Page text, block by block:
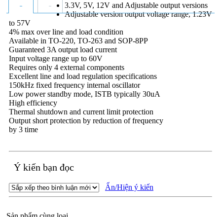
3.3V, 5V, 12V and Adjustable output versions
Adjustable version output voltage range, 1.23V
to 57V
4% max over line and load condition
Available in TO-220, TO-263 and SOP-8PP
Guaranteed 3A output load current
Input voltage range up to 60V
Requires only 4 external components
Excellent line and load regulation specifications
150kHz fixed frequency internal oscillator
Low power standby mode, ISTB typically 30uA
High efficiency
Thermal shutdown and current limit protection
Output short protection by reduction of frequency
by 3 time
Ý kiến bạn đọc
Ẩn/Hiện ý kiến